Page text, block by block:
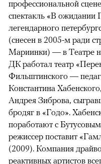
профессиональной
спектакль «В ожидании
легендарного
(снесен в 2005-м ради
Мариинки) — в Театре
ДК работал театр
Фильштинского —
Константина
Андрея Зиброва,
бродяг в «Годо».
поработают с
режиссер поставит
(2009). Компания
реактивных артистов